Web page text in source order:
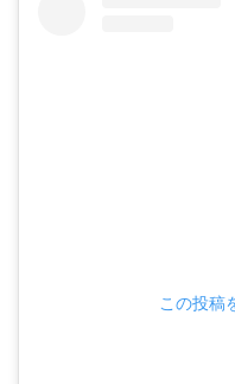
この投稿